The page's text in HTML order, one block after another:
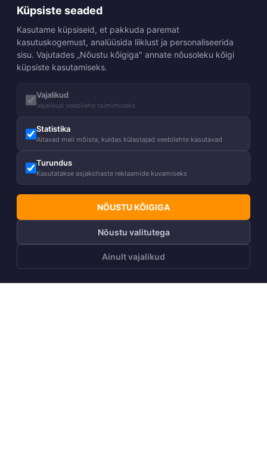
Küpsiste seaded
Kasutame küpsiseid, et pakkuda paremat
kasutuskogemust, analüüsida liiklust ja personaliseerida
sisu. Vajutades „Nõustu kõigiga" annate nõusoleku kõigi
küpsiste kasutamiseks.
Vajalikud
Vajalikud veebilehe toimimiseks
Statistika
Aitavad meil mõista, kuidas külastajad veebilehte kasutavad
Turundus
Kasutatakse asjakohaste reklaamide kuvamiseks
NÕUSTU KÕIGIGA
Nõustu valitutega
Ainult vajalikud